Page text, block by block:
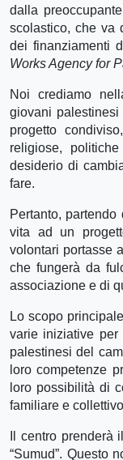
dalla
scolastico, che va
dei finanziamenti
Works Agency for
Noi crediamo
giovani
progetto
religiose,
desiderio di
fare.
Pertanto,
vita ad un
volontari portasse
che fungerà da
associazione e di
Lo scopo
varie iniziative per
palestinesi del
loro competenze
loro possibilità di
familiare e
Il centro
“Sumud”. Questo